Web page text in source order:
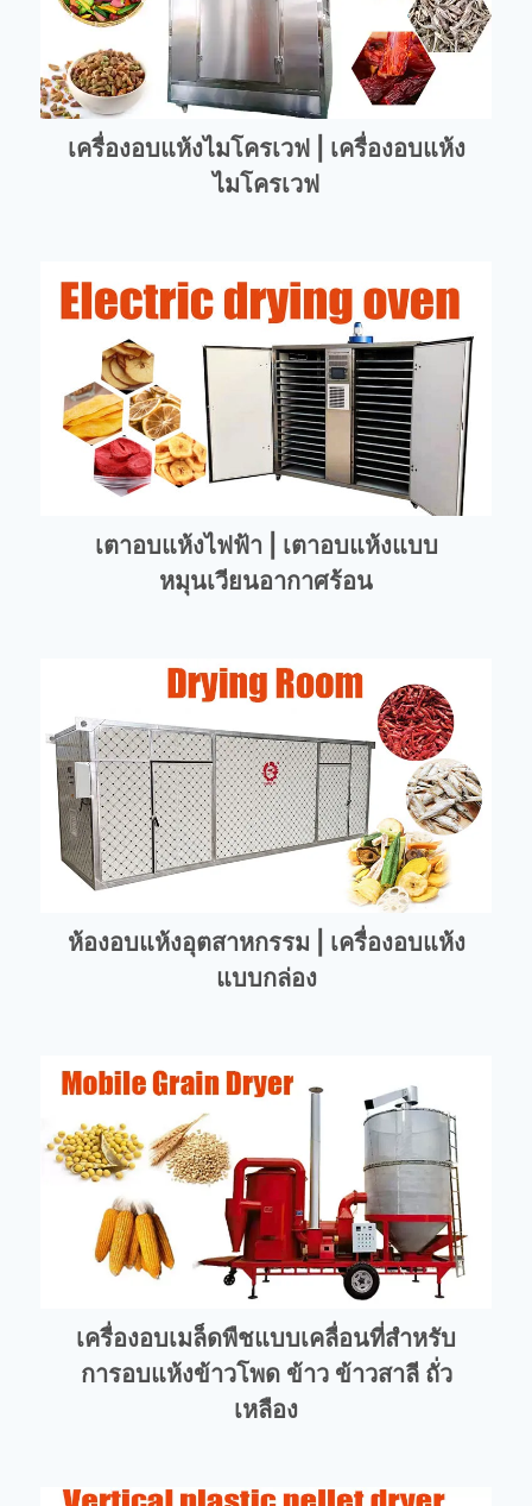
เครื่องอบแห้งไมโครเวฟ | เครื่องอบแห้ง
ไมโครเวฟ
เตาอบแห้งไฟฟ้า | เตาอบแห้งแบบ
หมุนเวียนอากาศร้อน
ห้องอบแห้งอุตสาหกรรม | เครื่องอบแห้ง
แบบกล่อง
เครื่องอบเมล็ดพืชแบบเคลื่อนที่สำหรับ
การอบแห้งข้าวโพด ข้าว ข้าวสาลี ถั่ว
เหลือง